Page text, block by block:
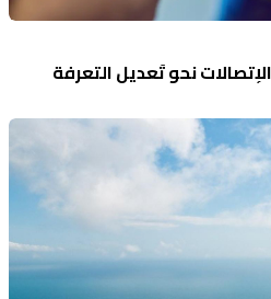
نحو تَعديل التعرفة